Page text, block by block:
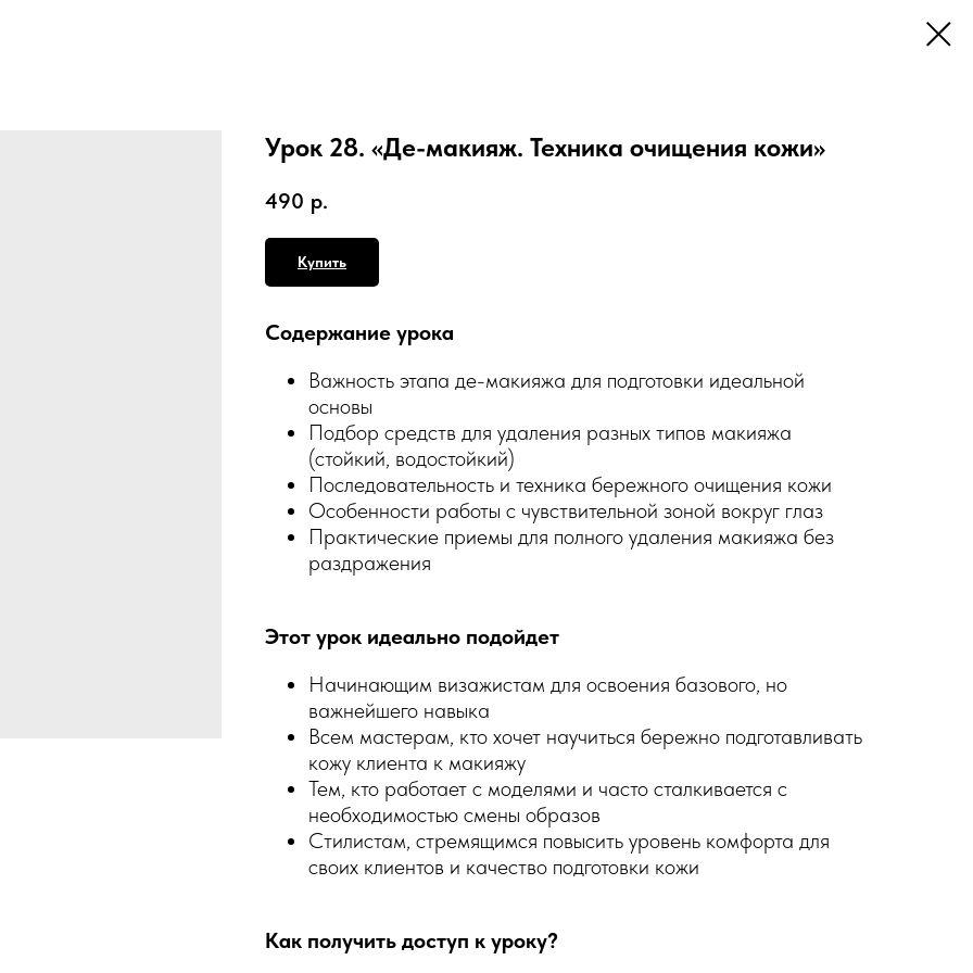
Урок 28. «Де-макияж. Техника очищения кожи»
490 р.
Купить
Содержание урока
Важность этапа де-макияжа для подготовки идеальной
основы
Подбор средств для удаления разных типов макияжа
(стойкий, водостойкий)
Последовательность и техника бережного очищения кожи
Особенности работы с чувствительной зоной вокруг глаз
Практические приемы для полного удаления макияжа без
раздражения
Этот урок идеально подойдет
Начинающим визажистам для освоения базового, но
важнейшего навыка
Всем мастерам, кто хочет научиться бережно подготавливать
кожу клиента к макияжу
Тем, кто работает с моделями и часто сталкивается с
необходимостью смены образов
Стилистам, стремящимся повысить уровень комфорта для
своих клиентов и качество подготовки кожи
Как получить доступ к уроку?